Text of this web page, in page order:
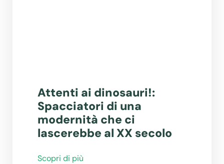
Attenti ai dinosauri!:
Spacciatori di una
modernità che ci
lascerebbe al XX secolo
Scopri di più